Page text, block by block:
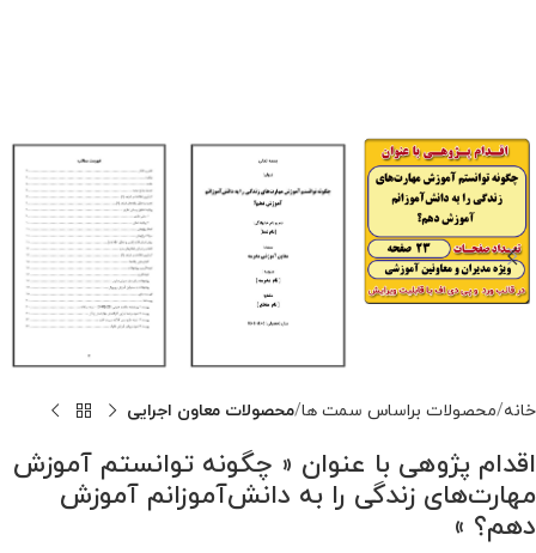
خانه محصولات براساس سمت ها محصولات معاون اجرایی
اقدام پژوهی با عنوان « چگونه توانستم آموزش
مهارت‌های زندگی را به دانش‌آموزانم آموزش
دهم؟ »